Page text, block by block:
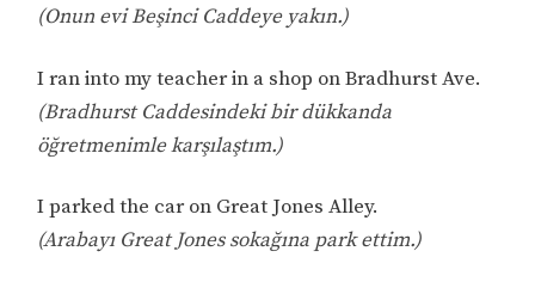
(Onun evi Beşinci Caddeye yakın.)
I ran into my teacher in a shop on Bradhurst Ave.
(Bradhurst Caddesindeki bir dükkanda
öğretmenimle karşılaştım.)
I parked the car on Great Jones Alley.
(Arabayı Great Jones sokağına park ettim.)